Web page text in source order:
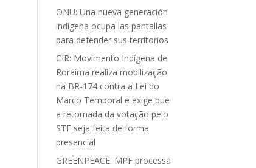
ONU: Una nueva generación
indígena ocupa las pantallas
para defender sus territorios
CIR: Movimento Indígena de
Roraima realiza mobilização
na BR-174 contra a Lei do
Marco Temporal e exige que
a retomada da votação pelo
STF seja feita de forma
presencial
GREENPEACE: MPF processa